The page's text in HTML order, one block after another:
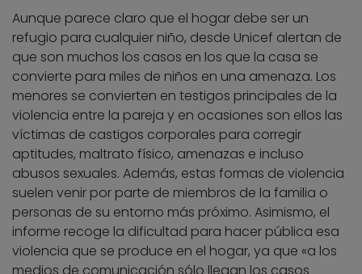
Aunque parece claro que el hogar debe ser un
refugio para cualquier niño, desde Unicef alertan de
que son muchos los casos en los que la casa se
convierte para miles de niños en una amenaza. Los
menores se convierten en testigos principales de la
violencia entre la pareja y en ocasiones son ellos las
víctimas de castigos corporales para corregir
aptitudes, maltrato físico, amenazas e incluso
abusos sexuales. Además, estas formas de violencia
suelen venir por parte de miembros de la familia o
personas de su entorno más próximo. Asimismo, el
informe recoge la dificultad para hacer pública esa
violencia que se produce en el hogar, ya que «a los